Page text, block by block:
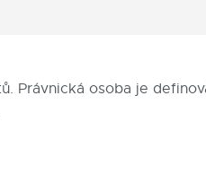
Právnická osoba je